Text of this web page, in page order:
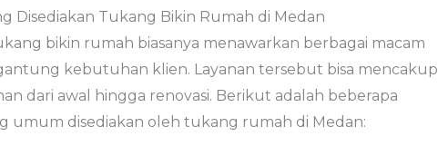
Disediakan Tukang Bikin Rumah di Medan
bikin rumah biasanya menawarkan berbagai macam
kebutuhan klien. Layanan tersebut bisa mencakup
dari awal hingga renovasi. Berikut adalah beberapa
umum disediakan oleh tukang rumah di Medan: